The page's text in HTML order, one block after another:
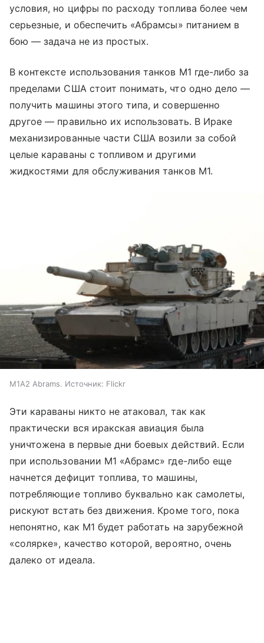
условия, но цифры по расходу топлива более чем
серьезные, и обеспечить «Абрамсы» питанием в
бою — задача не из простых.
В контексте использования танков М1 где-либо за
пределами США стоит понимать, что одно дело —
получить машины этого типа, и совершенно
другое — правильно их использовать. В Ираке
механизированные части США возили за собой
целые караваны с топливом и другими
жидкостями для обслуживания танков М1.
M1A2 Abrams. Источник: Flickr
Эти караваны никто не атаковал, так как
практически вся иракская авиация была
уничтожена в первые дни боевых действий. Если
при использовании М1 «Абрамс» где-либо еще
начнется дефицит топлива, то машины,
потребляющие топливо буквально как самолеты,
рискуют встать без движения. Кроме того, пока
непонятно, как М1 будет работать на зарубежной
«солярке», качество которой, вероятно, очень
далеко от идеала.